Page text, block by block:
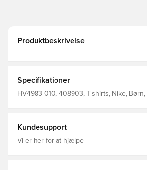
Produktbeskrivelse
Specifikationer
HV4983-010, 408903, T-shirts, Nike,
Kundesupport
Vi er her for at hjælpe